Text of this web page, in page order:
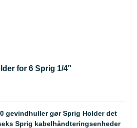
for 6 Sprig 1/4"
gevindhuller gør Sprig Holder det
Sprig kabelhåndteringsenheder